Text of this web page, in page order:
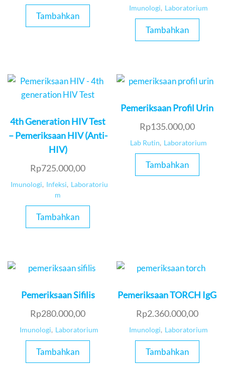
Tambahkan
Imunologi, Laboratorium
Tambahkan
4th Generation HIV Test
– Pemeriksaan HIV (Anti-
HIV)
Rp725.000,00
Imunologi, Infeksi, Laboratoriu
m
Tambahkan
Pemeriksaan Profil Urin
Rp135.000,00
Lab Rutin, Laboratorium
Tambahkan
Pemeriksaan Sifilis
Rp280.000,00
Imunologi, Laboratorium
Tambahkan
Pemeriksaan TORCH IgG
Rp2.360.000,00
Imunologi, Laboratorium
Tambahkan